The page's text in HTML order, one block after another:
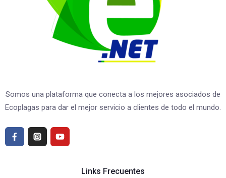
Somos una plataforma que conecta a los mejores asociados de
Ecoplagas para dar el mejor servicio a clientes de todo el mundo.
Links Frecuentes